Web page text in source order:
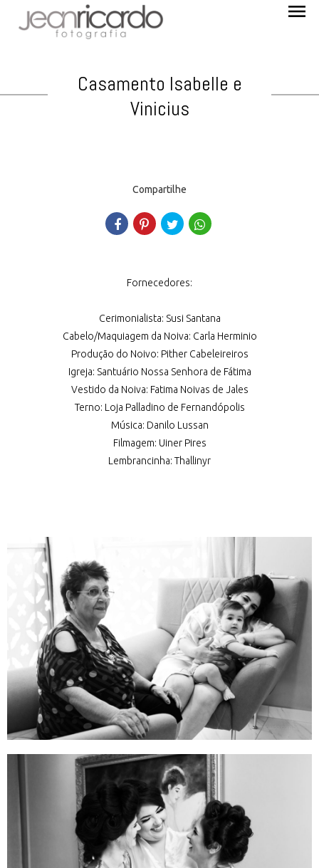
menu
Casamento Isabelle e
Vinicius
Compartilhe
Fornecedores:
Cerimonialista: Susi Santana
Cabelo/Maquiagem da Noiva: Carla Herminio
Produção do Noivo: Pither Cabeleireiros
Igreja: Santuário Nossa Senhora de Fátima
Vestido da Noiva: Fatima Noivas de Jales
Terno: Loja Palladino de Fernandópolis
Música: Danilo Lussan
Filmagem: Uiner Pires
Lembrancinha: Thallinyr